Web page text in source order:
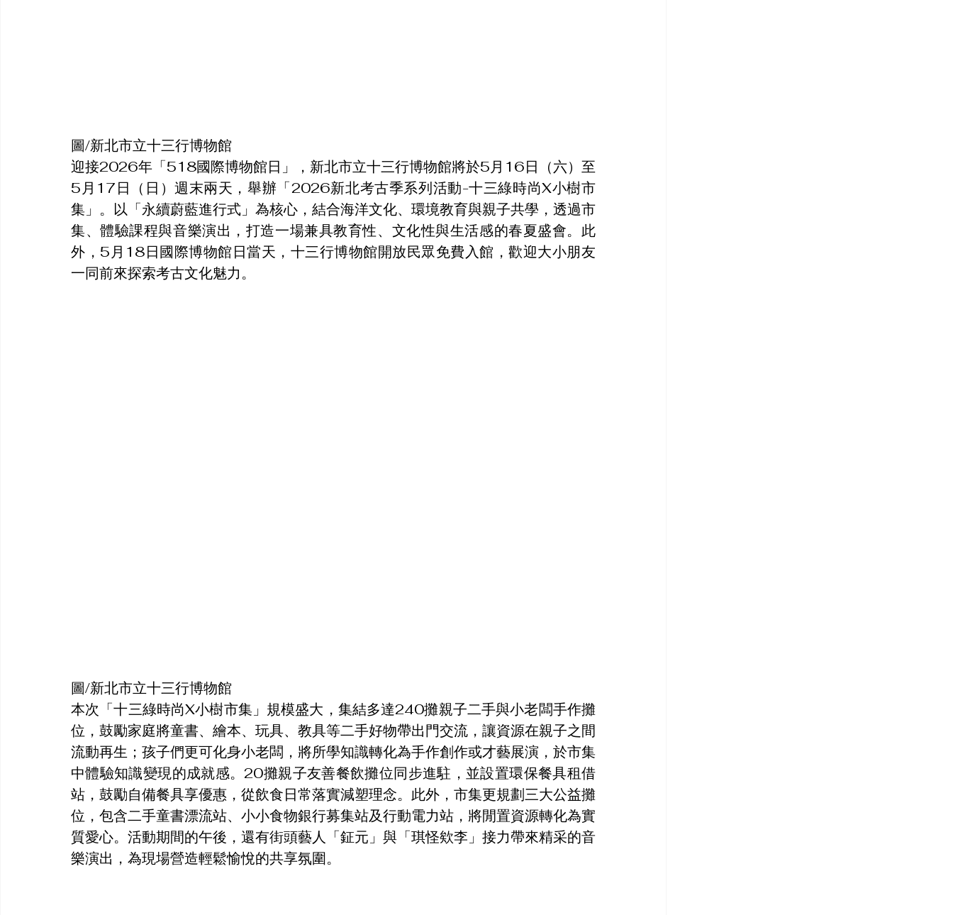
圖/新北市立十三行博物館
迎接2026年「518國際博物館日」，新北市立十三行博物館將於5月16日（六）至
5月17日（日）週末兩天，舉辦「2026新北考古季系列活動-十三綠時尚X小樹市
集」。以「永續蔚藍進行式」為核心，結合海洋文化、環境教育與親子共學，透過市
集、體驗課程與音樂演出，打造一場兼具教育性、文化性與生活感的春夏盛會。此
外，5月18日國際博物館日當天，十三行博物館開放民眾免費入館，歡迎大小朋友
一同前來探索考古文化魅力。
圖/新北市立十三行博物館
本次「十三綠時尚X小樹市集」規模盛大，集結多達240攤親子二手與小老闆手作攤
位，鼓勵家庭將童書、繪本、玩具、教具等二手好物帶出門交流，讓資源在親子之間
流動再生；孩子們更可化身小老闆，將所學知識轉化為手作創作或才藝展演，於市集
中體驗知識變現的成就感。20攤親子友善餐飲攤位同步進駐，並設置環保餐具租借
站，鼓勵自備餐具享優惠，從飲食日常落實減塑理念。此外，市集更規劃三大公益攤
位，包含二手童書漂流站、小小食物銀行募集站及行動電力站，將閒置資源轉化為實
質愛心。活動期間的午後，還有街頭藝人「鉦元」與「琪怪欸李」接力帶來精采的音
樂演出，為現場營造輕鬆愉悅的共享氛圍。